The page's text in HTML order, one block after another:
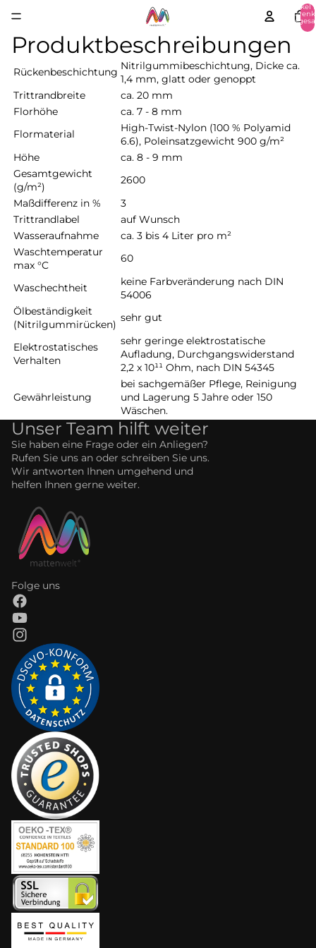
Artikel
Produktbeschreibungen
Rückenbeschichtung Nitrilgummibeschichtung, Dicke ca.
1,4 mm, glatt oder genoppt
Trittrandbreite
ca. 20 mm
Florhöhe
ca. 7 - 8 mm
Flormaterial
High-Twist-Nylon (100 % Polyamid
6.6), Poleinsatzgewicht 900 g/m²
Höhe
ca. 8 - 9 mm
Gesamtgewicht
(g/m²)
2600
Maßdifferenz in %
3
Trittrandlabel
auf Wunsch
Wasseraufnahme
ca. 3 bis 4 Liter pro m²
Waschtemperatur
max °C
60
Waschechtheit
keine Farbveränderung nach DIN
54006
Ölbeständigkeit
(Nitrilgummirücken)
sehr gut
Elektrostatisches
Verhalten
sehr geringe elektrostatische
Aufladung, Durchgangswiderstand
2,2 x 10¹¹ Ohm, nach DIN 54345
Gewährleistung
bei sachgemäßer Pflege, Reinigung
und Lagerung 5 Jahre oder 150
Wäschen.
Unser Team hilft weiter
Sie haben eine Frage oder ein Anliegen?
Rufen Sie uns an oder schreiben Sie uns.
Wir antworten Ihnen umgehend und
helfen Ihnen gerne weiter.
Folge uns